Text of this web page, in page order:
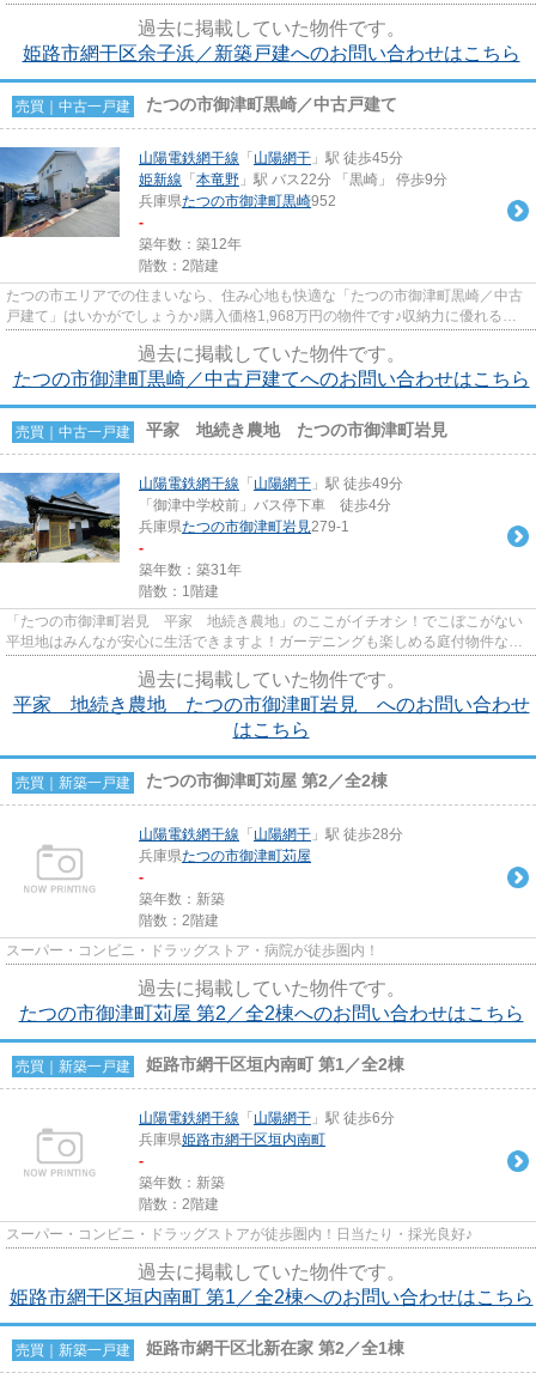
過去に掲載していた物件です。
姫路市網干区余子浜／新築戸建へのお問い合わせはこちら
売買｜中古一戸建 たつの市御津町黒崎／中古戸建て
山陽電鉄網干線 「 山陽網干 」駅 徒歩45分
姫新線 「 本竜野 」駅 バス22分 「黒崎」 停歩9分
兵庫県たつの市御津町黒崎952
-
築年数：築12年
階数：2階建
たつの市エリアでの住まいなら、住み心地も快適な「たつの市御津町黒崎／中古
戸建て」はいかがでしょうか♪購入価格1,968万円の物件です♪収納力に優れる納
過去に掲載していた物件です。
たつの市御津町黒崎／中古戸建てへのお問い合わせはこちら
売買｜中古一戸建 平家 地続き農地 たつの市御津町岩見
山陽電鉄網干線 「 山陽網干 」駅 徒歩49分
「御津中学校前」バス停下車 徒歩4分
兵庫県たつの市御津町岩見279-1
-
築年数：築31年
階数：1階建
「たつの市御津町岩見 平家 地続き農地」のここがイチオシ！でこぼこがない
平坦地はみんなが安心に生活できますよ！ガーデニングも楽しめる庭付物件なら
過去に掲載していた物件です。
平家 地続き農地 たつの市御津町岩見 へのお問い合わせ
はこちら
売買｜新築一戸建 たつの市御津町苅屋 第2／全2棟
山陽電鉄網干線 「 山陽網干 」駅 徒歩28分
兵庫県たつの市御津町苅屋
-
築年数：新築
階数：2階建
スーパー・コンビニ・ドラッグストア・病院が徒歩圏内！
過去に掲載していた物件です。
たつの市御津町苅屋 第2／全2棟へのお問い合わせはこちら
売買｜新築一戸建 姫路市網干区垣内南町 第1／全2棟
山陽電鉄網干線 「 山陽網干 」駅 徒歩6分
兵庫県姫路市網干区垣内南町
-
築年数：新築
階数：2階建
スーパー・コンビニ・ドラッグストアが徒歩圏内！日当たり・採光良好♪
過去に掲載していた物件です。
姫路市網干区垣内南町 第1／全2棟へのお問い合わせはこちら
売買｜新築一戸建 姫路市網干区北新在家 第2／全1棟